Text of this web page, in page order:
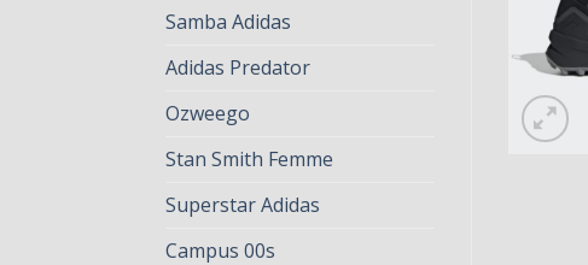
Samba Adidas
Adidas Predator
Ozweego
Stan Smith Femme
Superstar Adidas
Campus 00s